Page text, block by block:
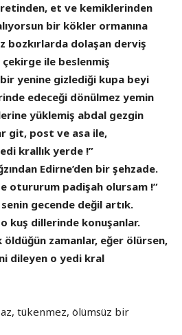
et ve kemiklerinden
bir kökler ormanına
bozkırlarda dolaşan derviş
çekirge ile beslenmiş
yenine gizlediği kupa beyi
edeceği dönülmez yemin
yüklemiş abdal gezgin
git, post ve asa ile,
krallık yerde !”
Edirne’den bir şehzade.
otururum padişah olursam !”
gecende değil artık.
kuş dillerinde konuşanlar.
zamanlar, eğer ölürsen,
dileyen o yedi kral
tükenmez, ölümsüz bir